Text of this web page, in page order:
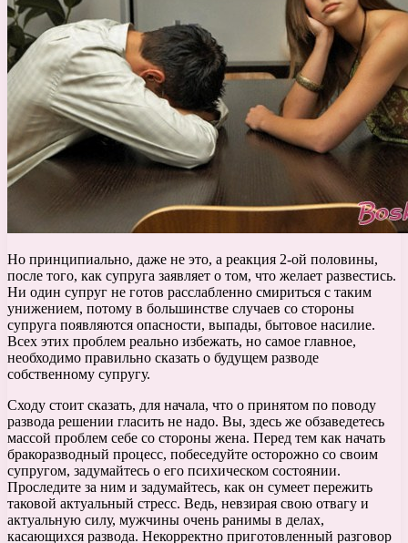
Но принципиально, даже не это, а реакция 2-ой половины,
после того, как супруга заявляет о том, что желает развестись.
Ни один супруг не готов расслабленно смириться с таким
унижением, потому в большинстве случаев со стороны
супруга появляются опасности, выпады, бытовое насилие.
Всех этих проблем реально избежать, но самое главное,
необходимо правильно сказать о будущем разводе
собственному супругу.
Сходу стоит сказать, для начала, что о принятом по поводу
развода решении гласить не надо. Вы, здесь же обзаведетесь
массой проблем себе со стороны жена. Перед тем как начать
бракоразводный процесс, побеседуйте осторожно со своим
супругом, задумайтесь о его психическом состоянии.
Проследите за ним и задумайтесь, как он сумеет пережить
таковой актуальный стресс. Ведь, невзирая свою отвагу и
актуальную силу, мужчины очень ранимы в делах,
касающихся развода. Некорректно приготовленный разговор